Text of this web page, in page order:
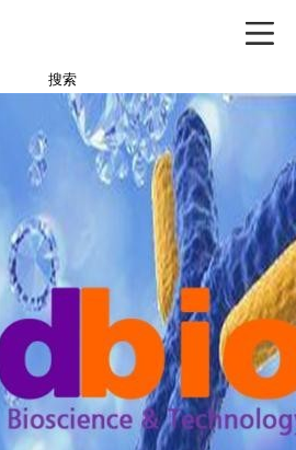
搜索